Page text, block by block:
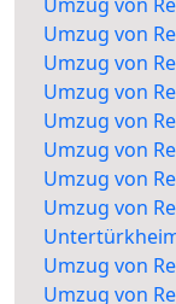
Umzug von
Umzug von
Umzug von
Umzug von
Umzug von
Umzug von
Umzug von
Umzug von
Umzug von